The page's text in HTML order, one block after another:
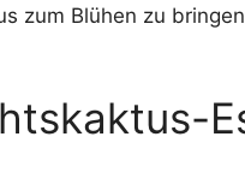
zum Blühen zu